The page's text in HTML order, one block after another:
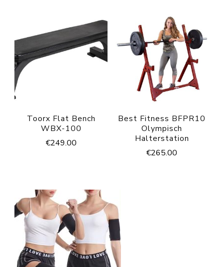
Toorx Flat Bench
WBX-100
€249.00
Best Fitness BFPR10
Olympisch
Halterstation
€265.00